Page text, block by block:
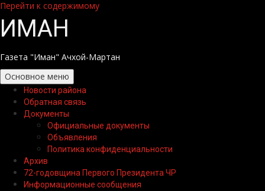
Перейти к содержимому
ИМАН
Газета "Иман" Ачхой-Мартан
Основное меню
Новости района
Обратная связь
Документы
Официальные документы
Объявления
Политика конфиденциальности
Архив
72-годовщина Первого Президента ЧР
Информационные сообщения